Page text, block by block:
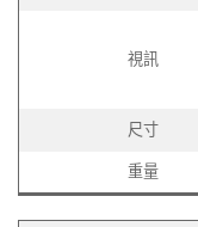
視訊
尺寸
重量